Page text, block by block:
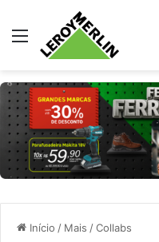
Menu
Início / Mais /Collabs